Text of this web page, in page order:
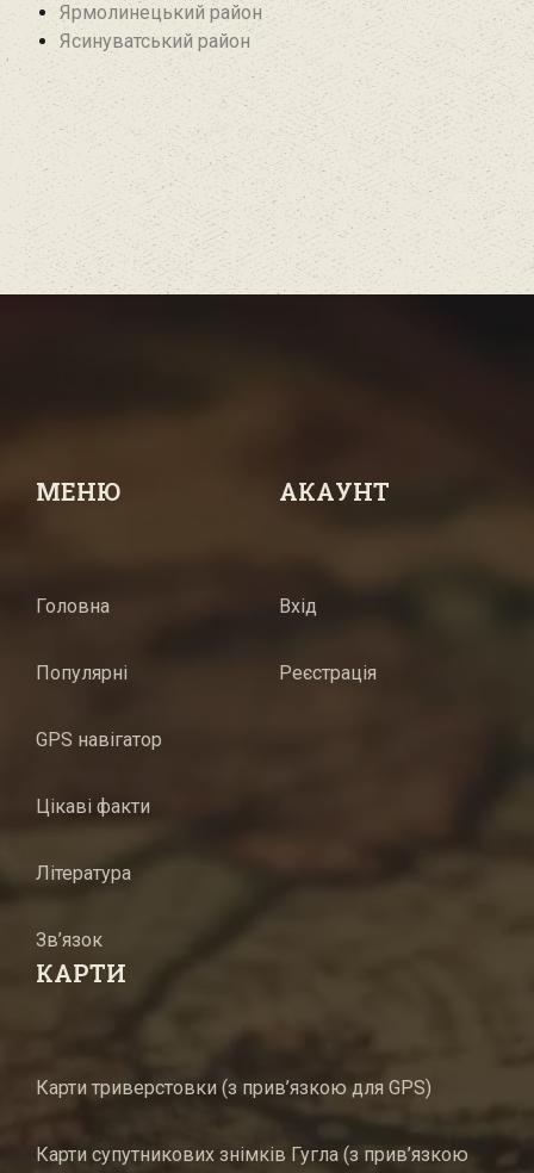
Ярмолинецький район
Ясинуватський район
МЕНЮ
Головна
Популярні
GPS навігатор
Цікаві факти
Література
Зв’язок
АКАУНТ
Вхід
Реєстрація
КАРТИ
Карти триверстовки (з прив’язкою для GPS)
Карти супутникових знімків Гугла (з прив’язкою